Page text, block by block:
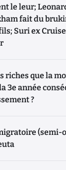
le leur;
fait du
Suri ex
riches que la
3e année
?
(semi-